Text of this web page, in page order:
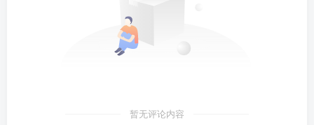
暂无评论内容